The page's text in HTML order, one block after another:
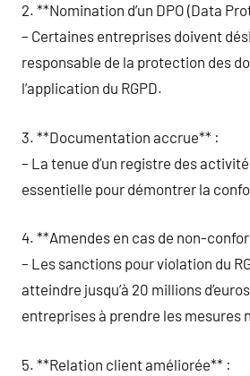
2. **Nomination d’un DPO (Data
– Certaines entreprises doivent
responsable de la protection des
l’application du RGPD.
3. **Documentation accrue** :
– La tenue d’un registre des
essentielle pour démontrer la
4. **Amendes en cas de non-
– Les sanctions pour violation du
atteindre jusqu’à 20 millions
entreprises à prendre les mesures
5. **Relation client améliorée** :